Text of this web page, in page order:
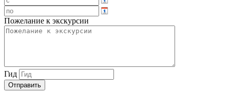
Пожелание к экскурсии
Гид